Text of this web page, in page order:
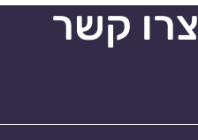
צרו קשר